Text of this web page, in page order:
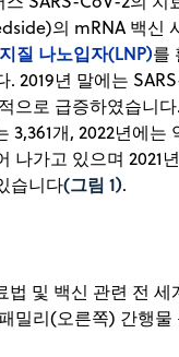
의 mRNA 백신
지질 나노입자(LNP)를
. 2019년 말에는
으로 급증하였습니
3,361개, 2022년에
나가고 있으며 2021
습니다(그림 1).
법 및 백신 관련 전
밀리(오른쪽) 간행물